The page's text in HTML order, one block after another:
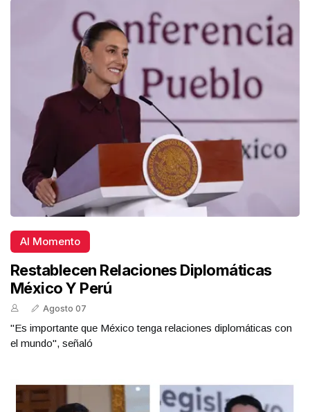
Al Momento
Restablecen Relaciones Diplomáticas
México Y Perú
Agosto 07
"Es importante que México tenga relaciones diplomáticas con
el mundo", señaló